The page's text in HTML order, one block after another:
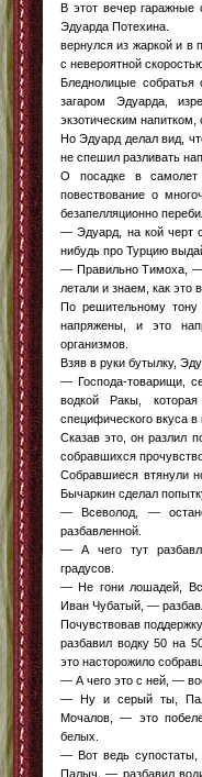
В этот вечер гаражные
Эдуарда
вернулся из жаркой и в
с невероятной
Бледнолицые
загаром Эдуарда,
экзотическим напитком,
Но Эдуард делал вид,
не спешил разливать
О посадке в самолет
повествование о
безапелляционно
— Эдуард, на кой черт
нибудь про Турцию
— Правильно Тимоха, —
летали и знаем, как это
По решительному
напряжены, и это
организмов.
Взяв в руки бутылку,
— Господа-товарищи,
водкой Ракы,
специфического вкуса в
Сказав это, он разлил
собравшихся
Собравшиеся втянули
Бычаркин сделал
— Всеволод, —
разбавленной.
— А чего тут
градусов.
— Не гони лошадей,
Иван Чубатый, —
Почувствовав
разбавил водку 50 на
это насторожило
— А чего это с ней, —
— Ну и серый ты,
Мочалов, — это
белых.
— Вот ведь
Палыч, — разбавил